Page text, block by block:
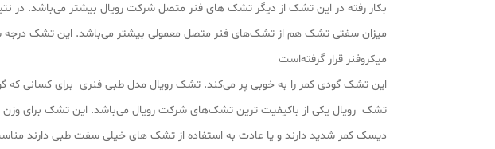
بکار رفته در این تشک از دیگر تشک ‌های فنر متصل شرکت رویال بیشتر می‌باشد. در
میکروفنر قرار گرفته‌است
این تشک گودی کمر را به خوبی پر می‌کند. تشک رویال مدل طبی فنری برای کسانی که
دیسک کمر شدید دارند و یا عادت به استفاده از تشک های خیلی سفت طبی دارند